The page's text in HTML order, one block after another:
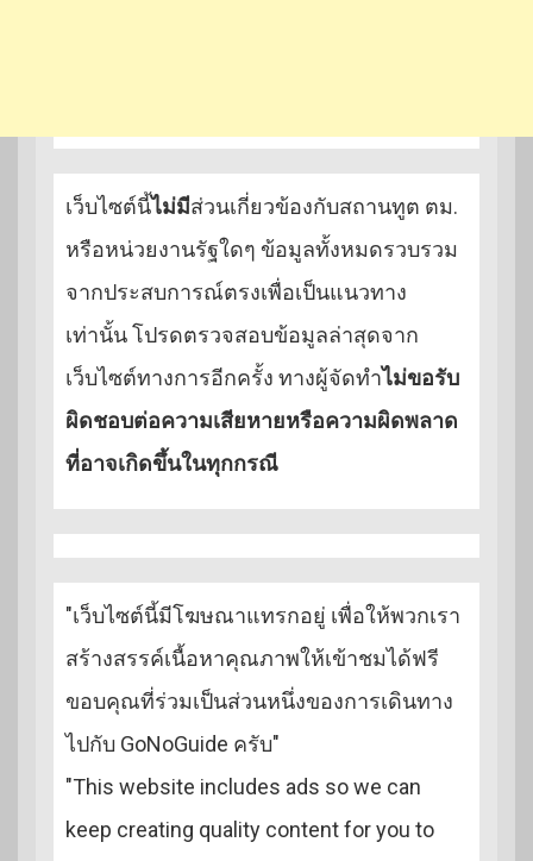
เว็บไซต์นี้ไม่มีส่วนเกี่ยวข้องกับสถานทูต ตม.
หรือหน่วยงานรัฐใดๆ ข้อมูลทั้งหมดรวบรวม
จากประสบการณ์ตรงเพื่อเป็นแนวทาง
เท่านั้น โปรดตรวจสอบข้อมูลล่าสุดจาก
เว็บไซต์ทางการอีกครั้ง ทางผู้จัดทำไม่ขอรับ
ผิดชอบต่อความเสียหายหรือความผิดพลาด
ที่อาจเกิดขึ้นในทุกกรณี
"เว็บไซต์นี้มีโฆษณาแทรกอยู่ เพื่อให้พวกเรา
สร้างสรรค์เนื้อหาคุณภาพให้เข้าชมได้ฟรี
ขอบคุณที่ร่วมเป็นส่วนหนึ่งของการเดินทาง
ไปกับ GoNoGuide ครับ"
"This website includes ads so we can
keep creating quality content for you to